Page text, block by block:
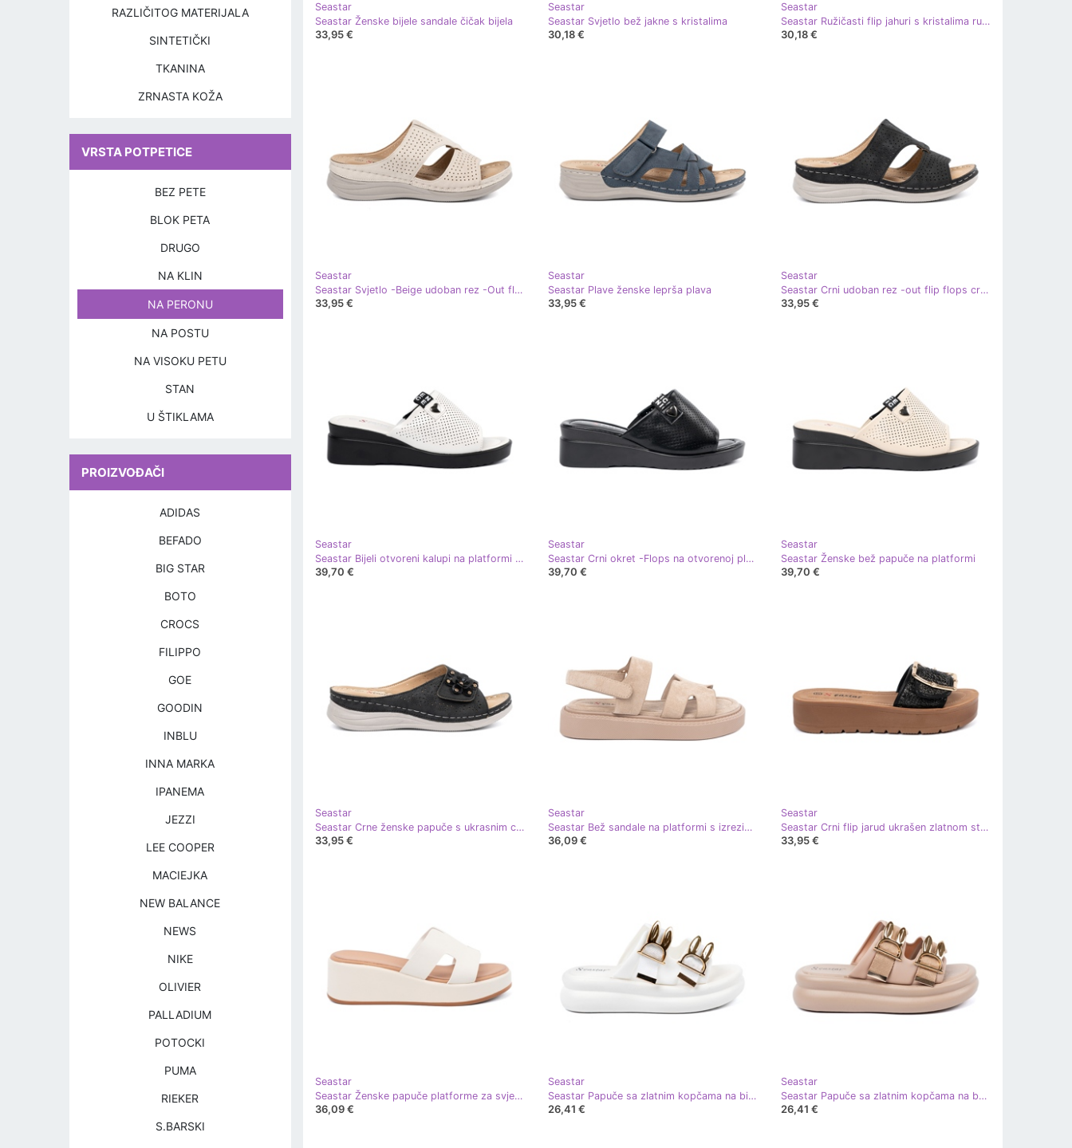
Seastar
Seastar Ženske bijele sandale čičak bijela
33,95 €
Seastar
Seastar Svjetlo bež jakne s kristalima
30,18 €
Seastar
Seastar Ružičasti flip jahuri s kristalima ružičasta
30,18 €
Seastar
Seastar Svjetlo -Beige udoban rez -Out flip flops bež
33,95 €
Seastar
Seastar Plave ženske leprša plava
33,95 €
Seastar
Seastar Crni udoban rez -out flip flops crna
33,95 €
Seastar
Seastar Bijeli otvoreni kalupi na platformi bijela
39,70 €
Seastar
Seastar Crni okret -Flops na otvorenoj platformi crna
39,70 €
Seastar
Seastar Ženske bež papuče na platformi
39,70 €
Seastar
Seastar Crne ženske papuče s ukrasnim cvijetom crna
33,95 €
Seastar
Seastar Bež sandale na platformi s izrezima
36,09 €
Seastar
Seastar Crni flip jarud ukrašen zlatnom stezaljkom crna
33,95 €
Seastar
Seastar Ženske papuče platforme za svjetlost bež
36,09 €
Seastar
Seastar Papuče sa zlatnim kopčama na bijeloj platformi bijela
26,41 €
Seastar
Seastar Papuče sa zlatnim kopčama na bež platformi
26,41 €
RAZLIČITOG MATERIJALA
SINTETIČKI
TKANINA
ZRNASTA KOŽA
VRSTA POTPETICE
BEZ PETE
BLOK PETA
DRUGO
NA KLIN
NA PERONU
NA POSTU
NA VISOKU PETU
STAN
U ŠTIKLAMA
PROIZVOĐAČI
ADIDAS
BEFADO
BIG STAR
BOTO
CROCS
FILIPPO
GOE
GOODIN
INBLU
INNA MARKA
IPANEMA
JEZZI
LEE COOPER
MACIEJKA
NEW BALANCE
NEWS
NIKE
OLIVIER
PALLADIUM
POTOCKI
PUMA
RIEKER
S.BARSKI